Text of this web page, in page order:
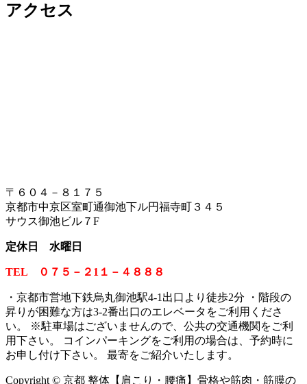
アクセス
〒６０４－８１７５
京都市中京区室町通御池下ル円福寺町３４５
サウス御池ビル７F
定休日 水曜日
TEL ０７５－２1１－４８８８
・京都市営地下鉄烏丸御池駅4-1出口より徒歩2分 ・階段の
昇りが困難な方は3-2番出口のエレベータをご利用くださ
い。
※駐車場はございませんので、公共の交通機関をご利
用下さい。 コインパーキングをご利用の場合は、予約時に
お申し付け下さい。 最寄をご紹介いたします。
Copyright © 京都 整体【肩こり・腰痛】骨格や筋肉・筋膜の